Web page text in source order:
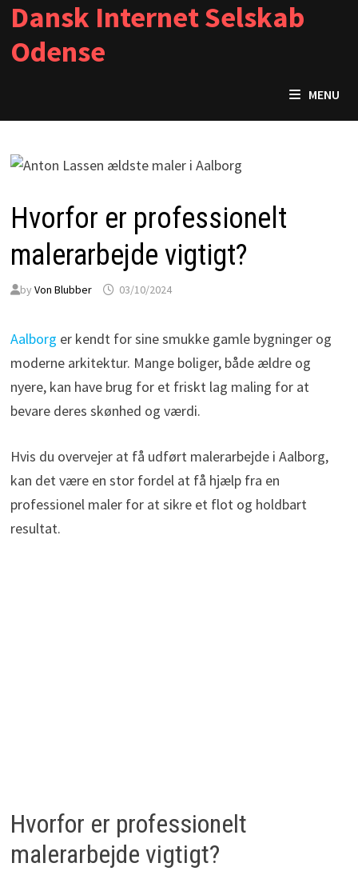
Skip
content
Dansk Internet Selskab
Odense
MENU
Hvorfor er professionelt
malerarbejde vigtigt?
by Von Blubber 03/10/2024
Aalborg er kendt for sine smukke gamle bygninger og
moderne arkitektur. Mange boliger, både ældre og
nyere, kan have brug for et friskt lag maling for at
bevare deres skønhed og værdi.
Hvis du overvejer at få udført malerarbejde i Aalborg,
kan det være en stor fordel at få hjælp fra en
professionel maler for at sikre et flot og holdbart
resultat.
Hvorfor er professionelt
malerarbejde vigtigt?